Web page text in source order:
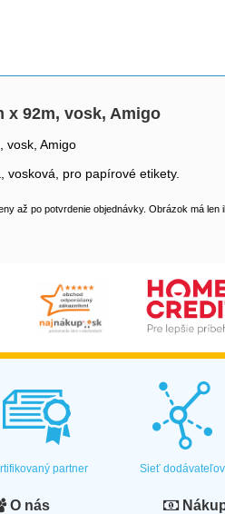
x 92m, vosk, Amigo
vosk, Amigo
pro papírové etikety.
až po potvrdenie objednávky. Obrázok má len
partner Sieť dodávateľov
O nás